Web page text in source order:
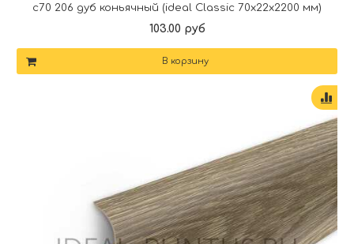
c70 206 дуб коньячный (ideal Classic 70х22х2200 мм)
103.00 руб
В корзину